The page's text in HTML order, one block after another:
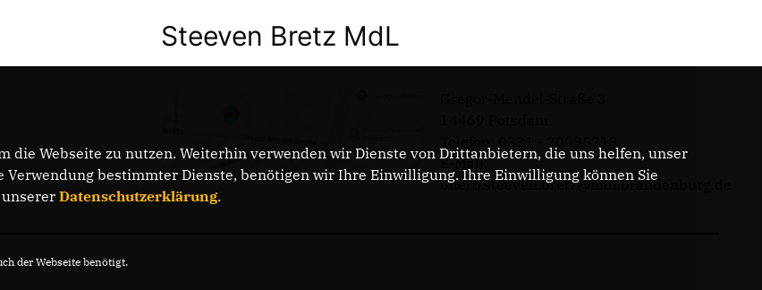
Steeven Bretz MdL
E-Mail:
buero.steeven.bretz@mdl.brandenburg.de
die Webseite zu nutzen. Weiterhin verwenden wir Dienste von Drittanbietern, die uns helfen, unser
Verwendung bestimmter Dienste, benötigen wir Ihre Einwilligung. Ihre Einwilligung können Sie
Datenschutzerklärung.
der Webseite benötigt.